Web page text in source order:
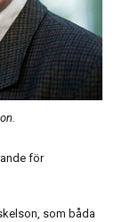
för
som båda